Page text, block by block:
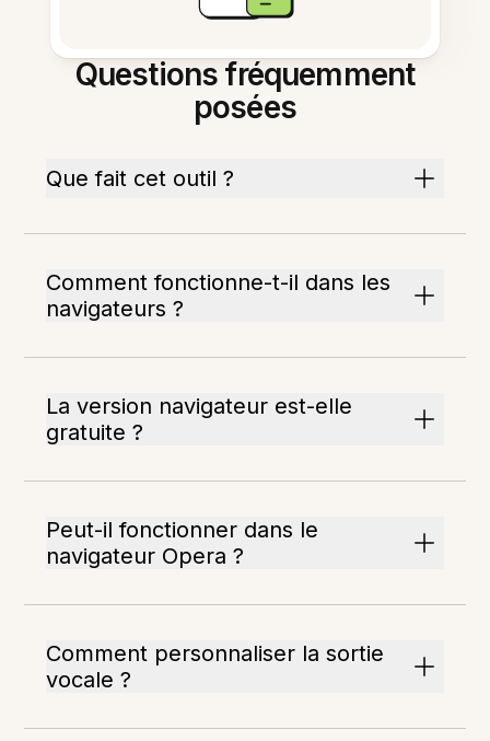
Questions fréquemment
posées
Que fait cet outil ?
Comment fonctionne-t-il dans les
navigateurs ?
La version navigateur est-elle
gratuite ?
Peut-il fonctionner dans le
navigateur Opera ?
Comment personnaliser la sortie
vocale ?